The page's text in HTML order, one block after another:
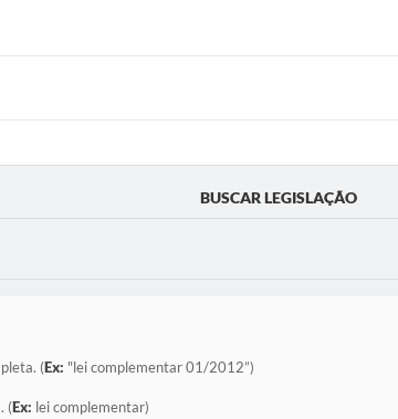
BUSCAR LEGISLAÇÃO
(Ex: "lei complementar 01/2012”)
(Ex: lei complementar)